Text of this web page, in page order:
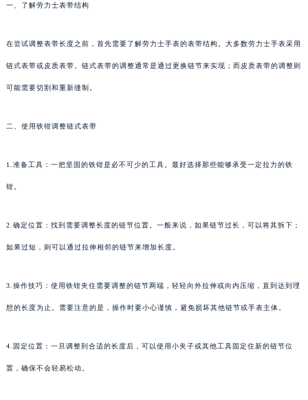
一、了解劳力士表带结构
在尝试调整表带长度之前，首先需要了解劳力士手表的表带结构。大多数劳力士手表采用
链式表带或皮质表带。链式表带的调整通常是通过更换链节来实现；而皮质表带的调整则
可能需要切割和重新缝制。
二、使用铁钳调整链式表带
1.准备工具：一把坚固的铁钳是必不可少的工具。最好选择那些能够承受一定拉力的铁
钳。
2.确定位置：找到需要调整长度的链节位置。一般来说，如果链节过长，可以将其拆下；
如果过短，则可以通过拉伸相邻的链节来增加长度。
3.操作技巧：使用铁钳夹住需要调整的链节两端，轻轻向外拉伸或向内压缩，直到达到理
想的长度为止。需要注意的是，操作时要小心谨慎，避免损坏其他链节或手表主体。
4.固定位置：一旦调整到合适的长度后，可以使用小夹子或其他工具固定住新的链节位
置，确保不会轻易松动。